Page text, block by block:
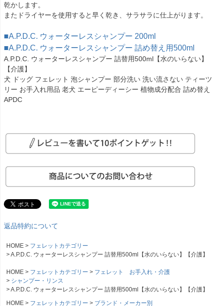
乾かします。
またドライヤーを使用すると早く乾き、サラサラに仕上がります。
■A.P.D.C. ウォーターレスシャンプー 200ml
■A.P.D.C. ウォーターレスシャンプー 詰め替え用500ml
A.P.D.C. ウォーターレスシャンプー 詰替用500ml【水のいらない】
【介護】
犬 ドッグ フェレット 泡シャンプー 部分洗い 洗い流さない ティーツ
リー お手入れ用品 老犬 エーピーディーシー 植物成分配合 詰め替え
APDC
返品特約について
HOME
フェレットカテゴリー
A.P.D.C. ウォーターレスシャンプー 詰替用500ml【水のいらない】【介護】
HOME フェレットカテゴリー
フェレット お手入れ・介護
シャンプー・リンス
A.P.D.C. ウォーターレスシャンプー 詰替用500ml【水のいらない】【介護】
HOME
フェレットカテゴリー
ブランド・メーカー別